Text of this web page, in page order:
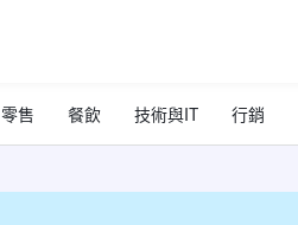
零售 餐飲 技術與IT 行銷